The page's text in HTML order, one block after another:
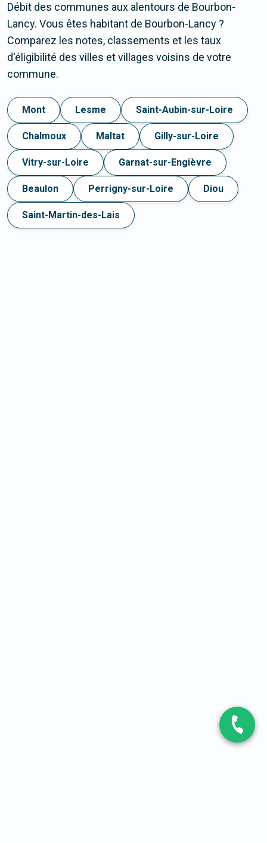
Débit des communes aux alentours de Bourbon-
Lancy. Vous êtes habitant de Bourbon-Lancy ?
Comparez les notes, classements et les taux
d'éligibilité des villes et villages voisins de votre
commune.
Mont Lesme Saint-Aubin-sur-Loire
Chalmoux Maltat Gilly-sur-Loire
Vitry-sur-Loire Garnat-sur-Engièvre
Beaulon Perrigny-sur-Loire Diou
Saint-Martin-des-Lais